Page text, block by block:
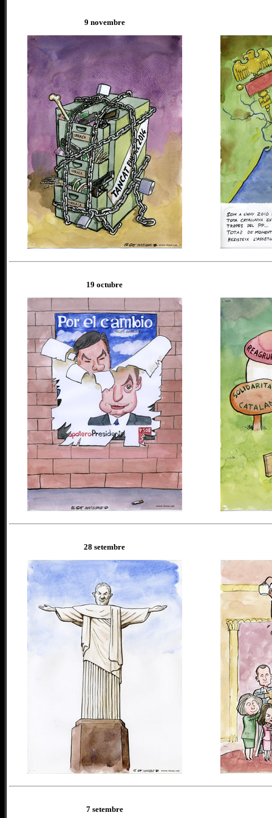
9 novembre
19 octubre
28 setembre
7 setembre